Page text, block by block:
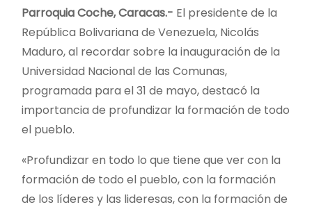
Parroquia Coche, Caracas.- El presidente de la
República Bolivariana de Venezuela, Nicolás
Maduro, al recordar sobre la inauguración de la
Universidad Nacional de las Comunas,
programada para el 31 de mayo, destacó la
importancia de profundizar la formación de todo
el pueblo.
«Profundizar en todo lo que tiene que ver con la
formación de todo el pueblo, con la formación
de los líderes y las lideresas, con la formación de